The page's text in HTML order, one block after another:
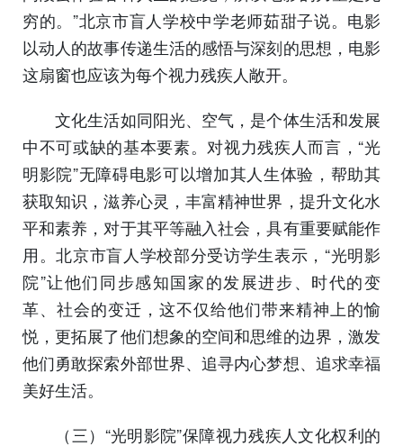
穷的。”北京市盲人学校中学老师茹甜子说。电影
以动人的故事传递生活的感悟与深刻的思想，电影
这扇窗也应该为每个视力残疾人敞开。
文化生活如同阳光、空气，是个体生活和发展
中不可或缺的基本要素。对视力残疾人而言，“光
明影院”无障碍电影可以增加其人生体验，帮助其
获取知识，滋养心灵，丰富精神世界，提升文化水
平和素养，对于其平等融入社会，具有重要赋能作
用。北京市盲人学校部分受访学生表示，“光明影
院”让他们同步感知国家的发展进步、时代的变
革、社会的变迁，这不仅给他们带来精神上的愉
悦，更拓展了他们想象的空间和思维的边界，激发
他们勇敢探索外部世界、追寻内心梦想、追求幸福
美好生活。
（三）“光明影院”保障视力残疾人文化权利的